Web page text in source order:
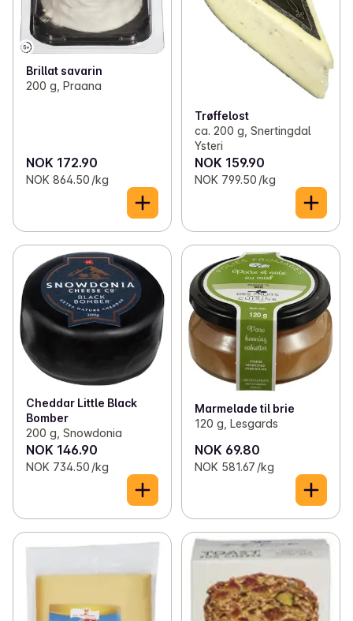
Brillat savarin
200 g, Praana
NOK 172.90
NOK 864.50 /kg
Trøffelost
ca. 200 g, Snertingdal
Ysteri
NOK 159.90
NOK 799.50 /kg
Cheddar Little Black
Bomber
200 g, Snowdonia
NOK 146.90
NOK 734.50 /kg
Marmelade til brie
120 g, Lesgards
NOK 69.80
NOK 581.67 /kg